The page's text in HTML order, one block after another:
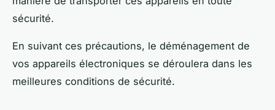
sécurité.
En suivant ces précautions, le déménagement de
vos appareils électroniques se déroulera dans les
meilleures conditions de sécurité.